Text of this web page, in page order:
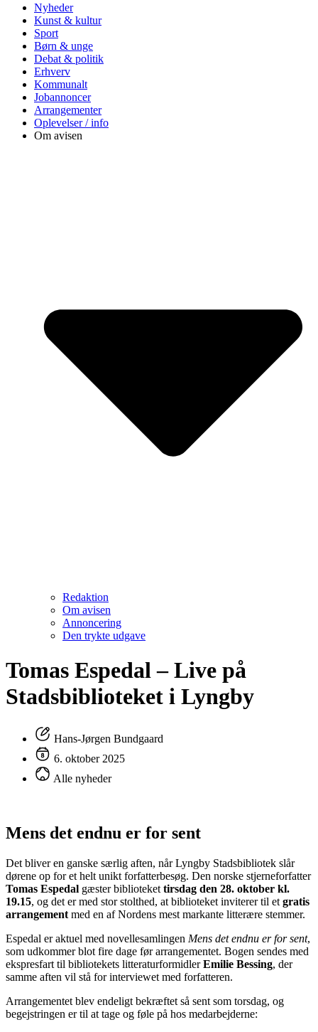
Nyheder
Kunst & kultur
Sport
Børn & unge
Debat & politik
Erhverv
Kommunalt
Jobannoncer
Arrangementer
Oplevelser / info
Om avisen
Redaktion
Om avisen
Annoncering
Den trykte udgave
Tomas Espedal – Live på
Stadsbiblioteket i Lyngby
Hans-Jørgen Bundgaard
6. oktober 2025
Alle nyheder
Mens det endnu er for sent
Det bliver en ganske særlig aften, når Lyngby Stadsbibliotek slår
dørene op for et helt unikt forfatterbesøg. Den norske stjerneforfatter
Tomas Espedal gæster biblioteket tirsdag den 28. oktober kl.
19.15, og det er med stor stolthed, at biblioteket inviterer til et gratis
arrangement med en af Nordens mest markante litterære stemmer.
Espedal er aktuel med novellesamlingen Mens det endnu er for sent,
som udkommer blot fire dage før arrangementet. Bogen sendes med
ekspresfart til bibliotekets litteraturformidlerEmilie Bessing, der
samme aften vil stå for interviewet med forfatteren.
Arrangementet blev endeligt bekræftet så sent som torsdag, og
begejstringen er til at tage og føle på hos medarbejderne: